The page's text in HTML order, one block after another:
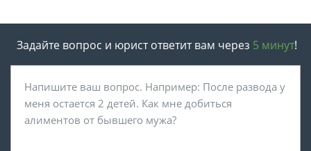
Задайте вопрос и юрист ответит вам через 5 минут!